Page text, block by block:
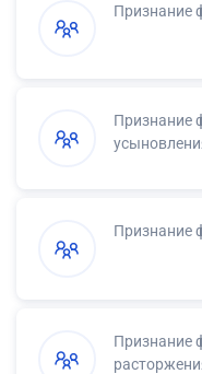
Признание
Признание
Признание
Признание